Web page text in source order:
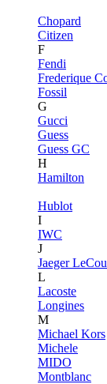
Chopard
Citizen
F
Fendi
Frederique
Fossil
G
Gucci
Guess
Guess GC
H
Hamilton
Hublot
I
IWC
J
Jaeger
L
Lacoste
Longines
M
Michael Kors
Michele
MIDO
Montblanc